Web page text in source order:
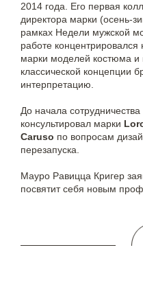
2014 года. Его первая
директора марки (осень-
рамках Недели мужской
работе
марки моделей костюма и
классической концепции
интерпретацию.
До начала сотрудничества
консультировал марки
Caruso по вопросам
перезапуска.
Мауро Равицца Кригер
посвятит себя новым